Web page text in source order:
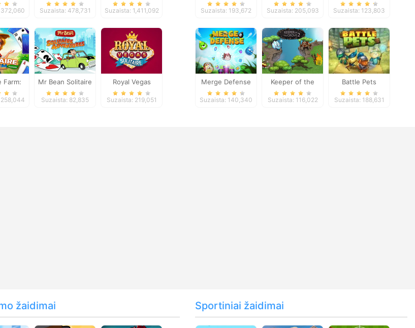
2
Suzaista: 478,731 Suzaista: 1,411,092
Farm:
Mr Bean Solitaire
Adventures
Suzaista: 82,835
Royal Vegas
Solitaire
Suzaista: 219,051
Zombies
Suzaista: 193,672
Defense
Suzaista: 205,093 Suzaista: 123,803
Merge Defense
Suzaista: 140,340
Keeper of the
Grove 2
Suzaista: 116,022
Battle Pets
Suzaista: 188,631
žaidimai Sportiniai žaidimai